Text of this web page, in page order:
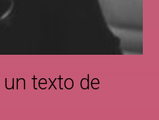
un texto de